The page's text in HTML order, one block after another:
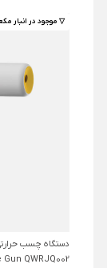
▽ موجود در انبار
QWRJQ002